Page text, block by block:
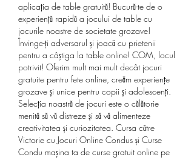
aplicația de table gratuită! Bucură-te de o
experiență rapidă a jocului de table cu
jocurile noastre de societate grozave!
Învinge-ți adversarul și joacă cu prietenii
pentru a câștiga la table online! COM, locul
potrivit! Oferim mult mai mult decât jocuri
gratuite pentru fete online, creăm experiențe
grozave și unice pentru copii și adolescenți.
Selecția noastră de jocuri este o călătorie
menită să vă distreze și să vă alimenteze
creativitatea și curiozitatea. Cursa către
Victorie cu Jocuri Online Condus și Curse
Condu maşina ta de curse gratuit online pe